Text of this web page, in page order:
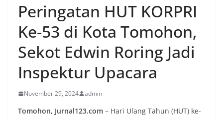
Peringatan HUT KORPRI
Ke-53 di Kota Tomohon,
Sekot Edwin Roring Jadi
Inspektur Upacara
November 29, 2024 admin
Tomohon, Jurnal123.com – Hari Ulang Tahun (HUT) ke-